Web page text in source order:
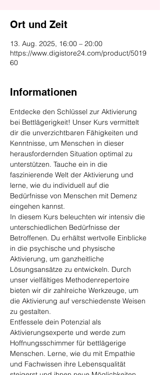
Ort und Zeit
13. Aug. 2025, 16:00 – 20:00
https://www.digistore24.com/product/5019
60
Informationen
Entdecke den Schlüssel zur Aktivierung
bei Bettlägerigkeit! Unser Kurs vermittelt
dir die unverzichtbaren Fähigkeiten und
Kenntnisse, um Menschen in dieser
herausfordernden Situation optimal zu
unterstützen. Tauche ein in die
faszinierende Welt der Aktivierung und
lerne, wie du individuell auf die
Bedürfnisse von Menschen mit Demenz
eingehen kannst.
In diesem Kurs beleuchten wir intensiv die
unterschiedlichen Bedürfnisse der
Betroffenen. Du erhältst wertvolle Einblicke
in die psychische und physische
Aktivierung, um ganzheitliche
Lösungsansätze zu entwickeln. Durch
unser vielfältiges Methodenrepertoire
bieten wir dir zahlreiche Werkzeuge, um
die Aktivierung auf verschiedenste Weisen
zu gestalten.
Entfessele dein Potenzial als
Aktivierungsexperte und werde zum
Hoffnungsschimmer für bettlägerige
Menschen. Lerne, wie du mit Empathie
und Fachwissen ihre Lebensqualität